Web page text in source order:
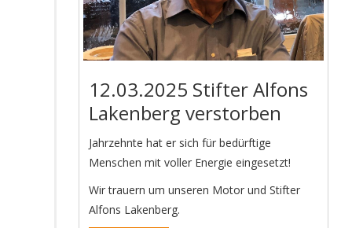
12.03.2025 Stifter Alfons
Lakenberg verstorben
Jahrzehnte hat er sich für bedürftige
Menschen mit voller Energie eingesetzt!
Wir trauern um unseren Motor und Stifter
Alfons Lakenberg.